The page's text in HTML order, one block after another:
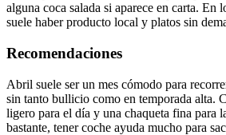
alguna coca salada si aparece en carta. En
suele haber producto local y platos sin
Recomendaciones
Abril suele ser un mes cómodo para
sin tanto bullicio como en temporada alta.
ligero para el día y una chaqueta fina para
bastante, tener coche ayuda mucho para